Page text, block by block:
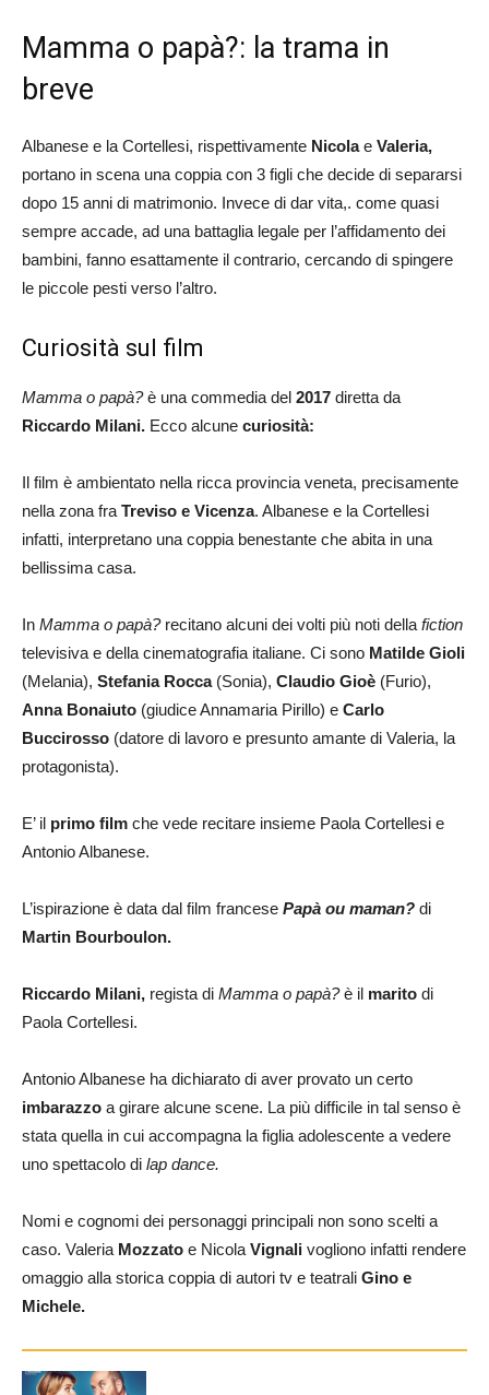
Mamma o papà?: la trama in
breve
Albanese e la Cortellesi, rispettivamente Nicolae Valeria,
portano in scena una coppia con 3 figli che decide di separarsi
dopo 15 anni di matrimonio. Invece di dar vita,. come quasi
sempre accade, ad una battaglia legale per l’affidamento dei
bambini, fanno esattamente il contrario, cercando di spingere
le piccole pesti verso l’altro.
Curiosità sul film
Mamma o papà?è una commedia del 2017 diretta da
Riccardo Milani. Ecco alcune curiosità:
Il film è ambientato nella ricca provincia veneta, precisamente
nella zona fra Treviso e Vicenza. Albanese e la Cortellesi
infatti, interpretano una coppia benestante che abita in una
bellissima casa.
In Mamma o papà?recitano alcuni dei volti più noti della fiction
televisiva e della cinematografia italiane. Ci sono Matilde Gioli
(Melania), Stefania Rocca(Sonia), Claudio Gioè (Furio),
Anna Bonaiuto (giudice Annamaria Pirillo) e Carlo
Buccirosso (datore di lavoro e presunto amante di Valeria, la
protagonista).
E’ il primo film che vede recitare insieme Paola Cortellesi e
Antonio Albanese.
L’ispirazione è data dal film francese Papà ou maman? di
Martin Bourboulon.
Riccardo Milani, regista di Mamma o papà?è il marito di
Paola Cortellesi.
Antonio Albanese ha dichiarato di aver provato un certo
imbarazzo a girare alcune scene. La più difficile in tal senso è
stata quella in cui accompagna la figlia adolescente a vedere
uno spettacolo di lap dance.
Nomi e cognomi dei personaggi principali non sono scelti a
caso. Valeria Mozzato e Nicola Vignali vogliono infatti rendere
omaggio alla storica coppia di autori tv e teatrali Gino e
Michele.